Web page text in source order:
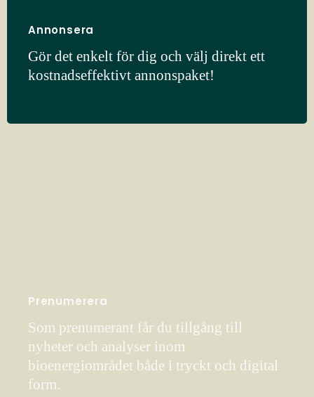
Annonsera
Gör det enkelt för dig och välj direkt ett
kostnadseffektivt annonspaket!
Prenumerera
Som prenumerant får du tillgång till
nyheter och analyser inom
bioenergiområdet både i tryckt och digital
form.